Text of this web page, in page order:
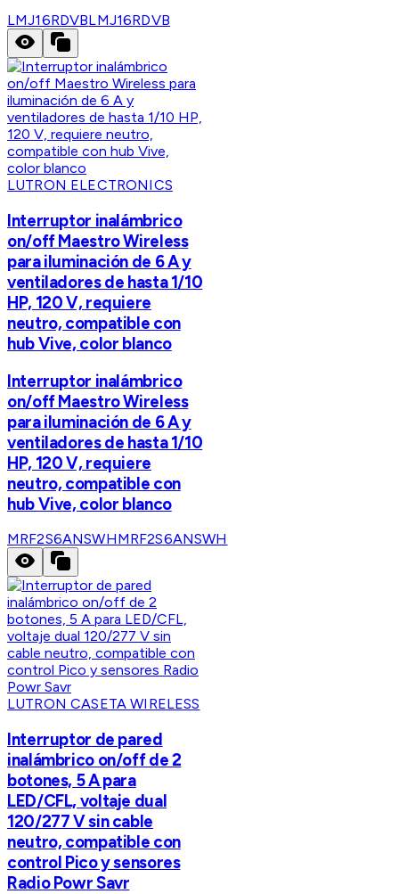
LMJ16RDVBLMJ16RDVB
LUTRON ELECTRONICS
Interruptor inalámbrico
on/off Maestro Wireless
para iluminación de 6 A y
ventiladores de hasta 1/10
HP, 120 V, requiere
neutro, compatible con
hub Vive, color blanco
Interruptor inalámbrico
on/off Maestro Wireless
para iluminación de 6 A y
ventiladores de hasta 1/10
HP, 120 V, requiere
neutro, compatible con
hub Vive, color blanco
MRF2S6ANSWHMRF2S6ANSWH
LUTRON CASETA WIRELESS
Interruptor de pared
inalámbrico on/off de 2
botones, 5 A para
LED/CFL, voltaje dual
120/277 V sin cable
neutro, compatible con
control Pico y sensores
Radio Powr Savr